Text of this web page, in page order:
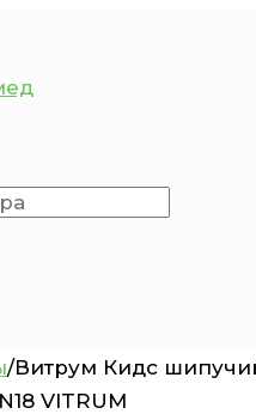
/Витрум Кидс
VITRUM